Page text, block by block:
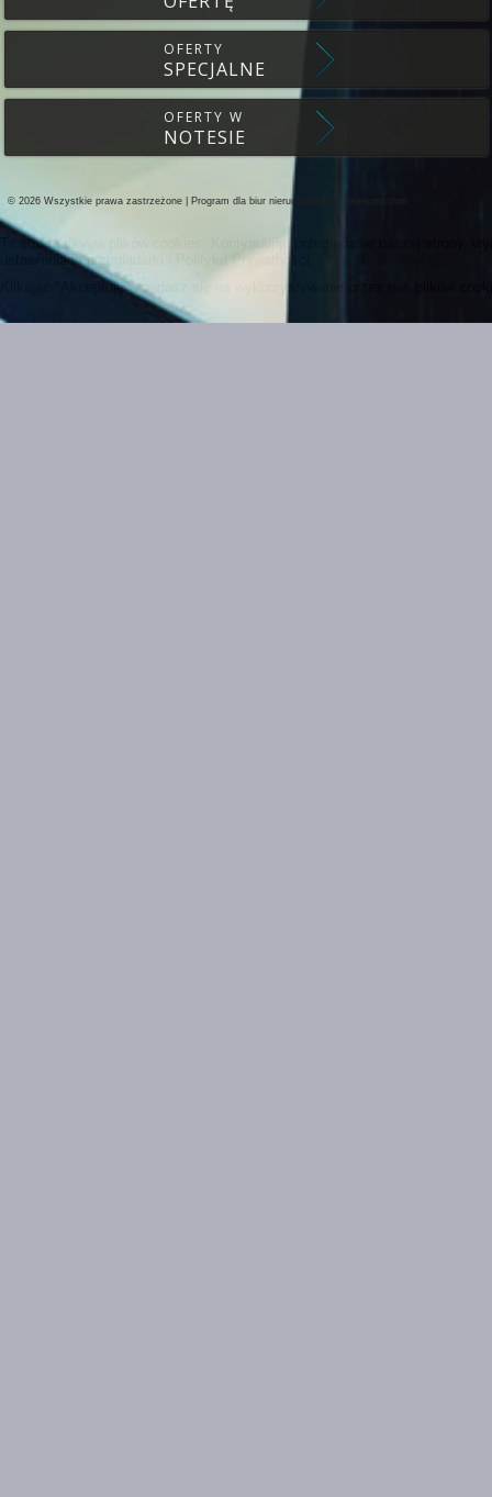
OFERTY
SPECJALNE
OFERTY W
NOTESIE
© 2026 Wszystkie prawa zastrzeżone | Program dla biur nieruchomości -
Ta strona używa plików cookies. Kontynuując przeglądanie naszej strony,
ustawieniami przeglądarki i Polityką Prywatności.
Klikając "Akceptuję" zgadasz się na wykorzystywanie przez nas plików
Akceptuję